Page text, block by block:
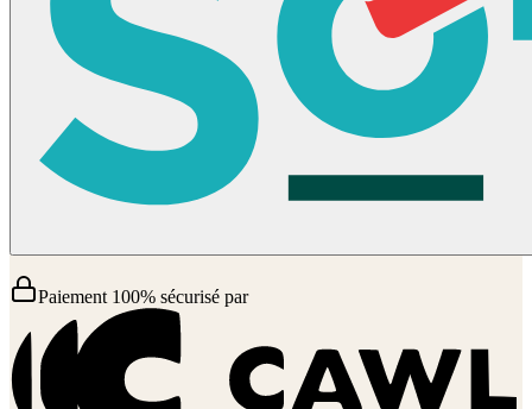
Paiement 100% sécurisé par